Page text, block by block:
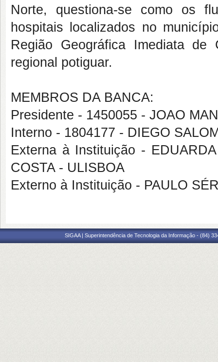
Norte, questiona-se como os
hospitais localizados no
Região Geográfica Imediata
regional potiguar.
MEMBROS DA BANCA:
Presidente - 1450055 - JOAO
Interno - 1804177 - DIEGO
Externa à Instituição -
COSTA - ULISBOA
Externo à Instituição - PAULO
SIGAA | Superintendência de Tecnologia da Informação - (84)